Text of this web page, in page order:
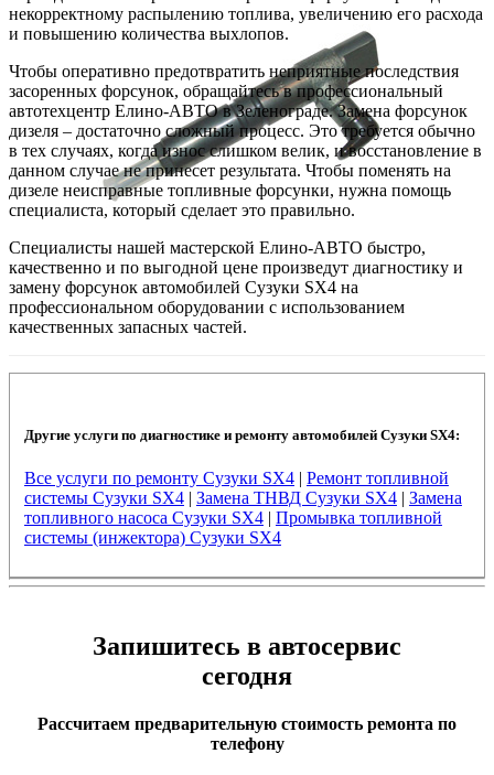
некорректному распылению топлива, увеличению его расхода
и повышению количества выхлопов.
Чтобы оперативно предотвратить неприятные последствия
засоренных форсунок, обращайтесь в профессиональный
автотехцентр Елино-АВТО в Зеленограде. Замена форсунок
дизеля – достаточно сложный процесс. Это требуется обычно
в тех случаях, когда износ слишком велик, и восстановление в
данном случае не принесет результата. Чтобы поменять на
дизеле неисправные топливные форсунки, нужна помощь
специалиста, который сделает это правильно.
Специалисты нашей мастерской Елино-АВТО быстро,
качественно и по выгодной цене произведут диагностику и
замену форсунок автомобилей Сузуки SX4 на
профессиональном оборудовании с использованием
качественных запасных частей.
Другие услуги по диагностике и ремонту автомобилей Сузуки SX4:
Все услуги по ремонту Сузуки SX4| Ремонт топливной
системы Сузуки SX4| Замена ТНВД Сузуки SX4| Замена
топливного насоса Сузуки SX4| Промывка топливной
системы (инжектора) Сузуки SX4
Запишитесь в автосервис
сегодня
Рассчитаем предварительную стоимость ремонта по
телефону